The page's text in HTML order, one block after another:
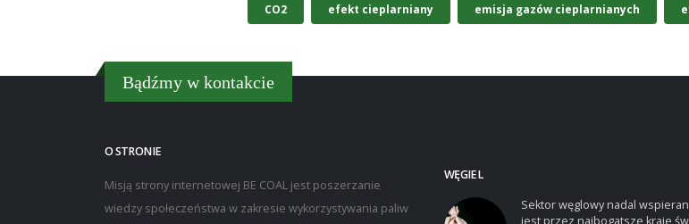
CO2 efekt cieplarniany emisja gazów cieplarnianych
Bądźmy w kontakcie
O STRONIE
Misją strony internetowej BE COAL jest poszerzanie
wiedzy społeczeństwa w zakresie wykorzystywania paliw
WĘGIEL
Sektor węglowy nadal